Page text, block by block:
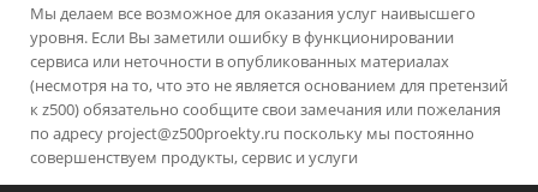
Мы делаем все возможное для оказания услуг наивысшего
уровня. Если Вы заметили ошибку в функционировании
сервиса или неточности в опубликованных материалах
(несмотря на то, что это не является основанием для претензий
к z500) обязательно сообщите свои замечания или пожелания
по адресу project@z500proekty.ru поскольку мы постоянно
совершенствуем продукты, сервис и услуги